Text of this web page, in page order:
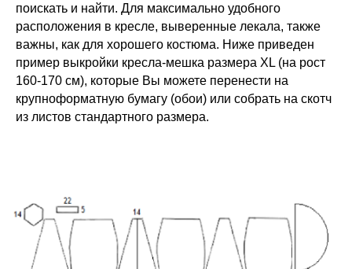
поискать и найти. Для максимально удобного
расположения в кресле, выверенные лекала, также
важны, как для хорошего костюма. Ниже приведен
пример выкройки кресла-мешка размера XL (на рост
160-170 см), которые Вы можете перенести на
крупноформатную бумагу (обои) или собрать на скотч
из листов стандартного размера.